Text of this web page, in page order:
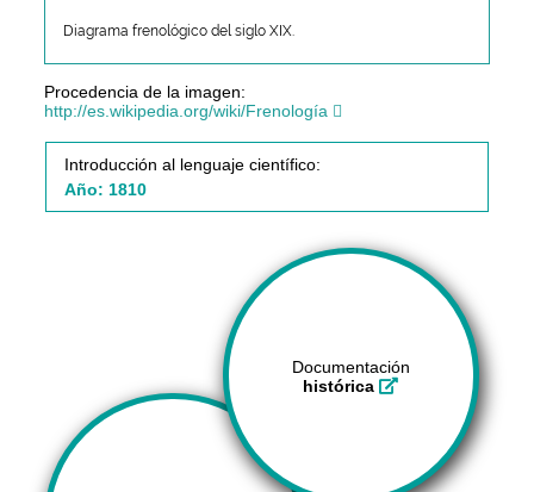
Diagrama frenológico del siglo XIX.
Procedencia de la imagen:
http://es.wikipedia.org/wiki/Frenología
Introducción al lenguaje científico:
Año: 1810
Documentación
histórica